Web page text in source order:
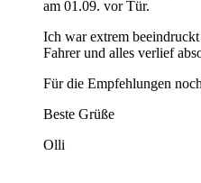
am 01.09. vor Tür.
Ich war extrem
Fahrer und alles verlief
Für die Empfehlungen
Beste Grüße
Olli